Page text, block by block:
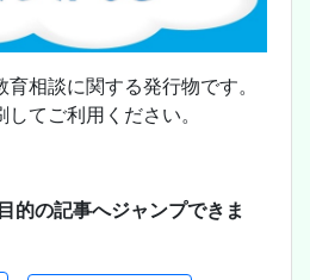
相談に関する発行物です。
てご利用ください。
的の記事へジャンプできま